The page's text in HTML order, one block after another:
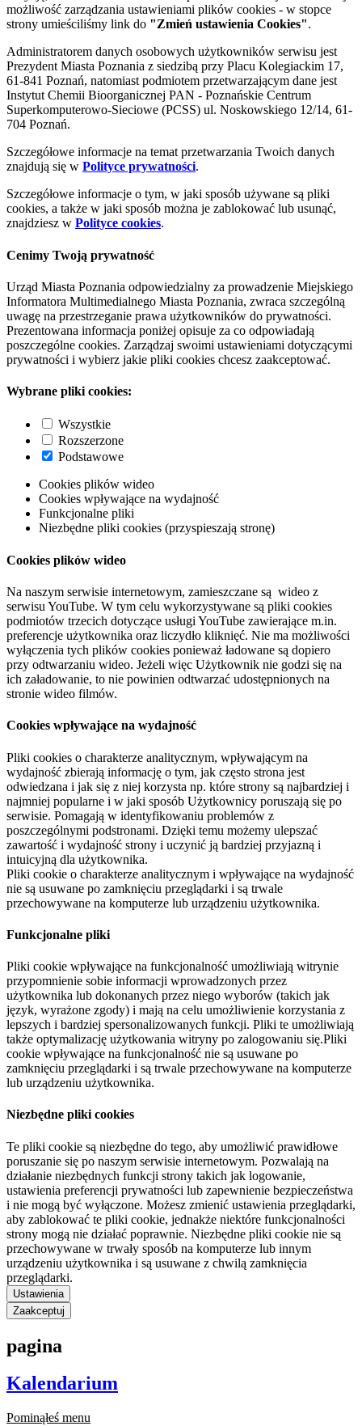
możliwość zarządzania ustawieniami plików cookies - w stopce
strony umieściliśmy link do "Zmień ustawienia Cookies".
Administratorem danych osobowych użytkowników serwisu jest
Prezydent Miasta Poznania z siedzibą przy Placu Kolegiackim 17,
61-841 Poznań, natomiast podmiotem przetwarzającym dane jest
Instytut Chemii Bioorganicznej PAN - Poznańskie Centrum
Superkomputerowo-Sieciowe (PCSS) ul. Noskowskiego 12/14, 61-
704 Poznań.
Szczegółowe informacje na temat przetwarzania Twoich danych
znajdują się w Polityce prywatności.
Szczegółowe informacje o tym, w jaki sposób używane są pliki
cookies, a także w jaki sposób można je zablokować lub usunąć,
znajdziesz w Polityce cookies.
Cenimy Twoją prywatność
Urząd Miasta Poznania odpowiedzialny za prowadzenie Miejskiego
Informatora Multimedialnego Miasta Poznania, zwraca szczególną
uwagę na przestrzeganie prawa użytkowników do prywatności.
Prezentowana informacja poniżej opisuje za co odpowiadają
poszczególne cookies. Zarządzaj swoimi ustawieniami dotyczącymi
prywatności i wybierz jakie pliki cookies chcesz zaakceptować.
Wybrane pliki cookies:
Wszystkie
Rozszerzone
Podstawowe
Cookies plików wideo
Cookies wpływające na wydajność
Funkcjonalne pliki
Niezbędne pliki cookies (przyspieszają stronę)
Cookies plików wideo
Na naszym serwisie internetowym, zamieszczane są wideo z
serwisu YouTube. W tym celu wykorzystywane są pliki cookies
podmiotów trzecich dotyczące usługi YouTube zawierające m.in.
preferencje użytkownika oraz liczydło kliknięć. Nie ma możliwości
wyłączenia tych plików cookies ponieważ ładowane są dopiero
przy odtwarzaniu wideo. Jeżeli więc Użytkownik nie godzi się na
ich załadowanie, to nie powinien odtwarzać udostępnionych na
stronie wideo filmów.
Cookies wpływające na wydajność
Pliki cookies o charakterze analitycznym, wpływającym na
wydajność zbierają informację o tym, jak często strona jest
odwiedzana i jak się z niej korzysta np. które strony są najbardziej i
najmniej popularne i w jaki sposób Użytkownicy poruszają się po
serwisie. Pomagają w identyfikowaniu problemów z
poszczególnymi podstronami. Dzięki temu możemy ulepszać
zawartość i wydajność strony i uczynić ją bardziej przyjazną i
intuicyjną dla użytkownika.
Pliki cookie o charakterze analitycznym i wpływające na wydajność
nie są usuwane po zamknięciu przeglądarki i są trwale
przechowywane na komputerze lub urządzeniu użytkownika.
Funkcjonalne pliki
Pliki cookie wpływające na funkcjonalność umożliwiają witrynie
przypomnienie sobie informacji wprowadzonych przez
użytkownika lub dokonanych przez niego wyborów (takich jak
język, wyrażone zgody) i mają na celu umożliwienie korzystania z
lepszych i bardziej spersonalizowanych funkcji. Pliki te umożliwiają
także optymalizację użytkowania witryny po zalogowaniu się.Pliki
cookie wpływające na funkcjonalność nie są usuwane po
zamknięciu przeglądarki i są trwale przechowywane na komputerze
lub urządzeniu użytkownika.
Niezbędne pliki cookies
Te pliki cookie są niezbędne do tego, aby umożliwić prawidłowe
poruszanie się po naszym serwisie internetowym. Pozwalają na
działanie niezbędnych funkcji strony takich jak logowanie,
ustawienia preferencji prywatności lub zapewnienie bezpieczeństwa
i nie mogą być wyłączone. Możesz zmienić ustawienia przeglądarki,
aby zablokować te pliki cookie, jednakże niektóre funkcjonalności
strony mogą nie działać poprawnie. Niezbędne pliki cookie nie są
przechowywane w trwały sposób na komputerze lub innym
urządzeniu użytkownika i są usuwane z chwilą zamknięcia
przeglądarki.
Ustawienia
Zaakceptuj
pagina
Kalendarium
Pominąłeś menu